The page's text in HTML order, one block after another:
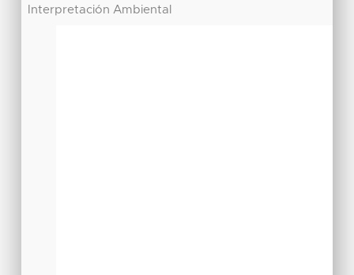
Interpretación Ambiental